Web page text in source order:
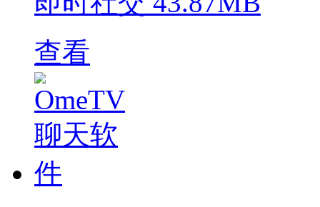
查看